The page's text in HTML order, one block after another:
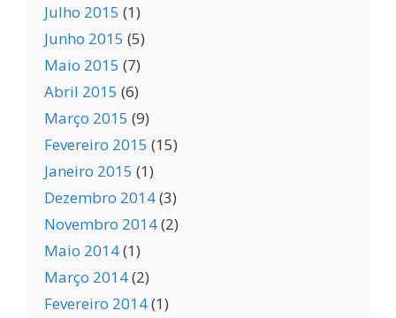
Julho 2015 (1)
Junho 2015 (5)
Maio 2015 (7)
Abril 2015 (6)
Março 2015 (9)
Fevereiro 2015 (15)
Janeiro 2015 (1)
Dezembro 2014(3)
Novembro 2014(2)
Maio 2014(1)
Março 2014(2)
Fevereiro 2014(1)